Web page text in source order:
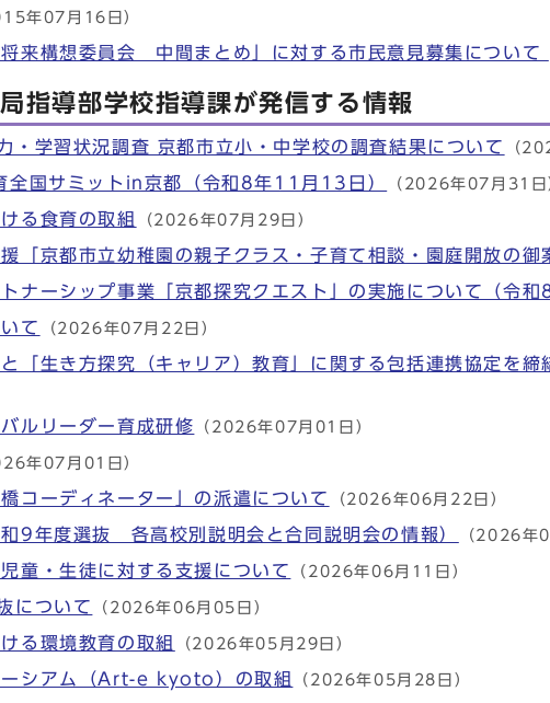
年07月16日）
将来構想委員会 中間まとめ」に対する市民意見募集について
指導部学校指導課が発信する情報
学習状況調査 京都市立小・中学校の調査結果について （
全国サミットin京都（令和8年11月13日） （2026年07月31日
る食育の取組 （2026年07月29日）
「京都市立幼稚園の親子クラス・子育て相談・園庭開放の御
ナーシップ事業「京都探究クエスト」の実施について（令和
て （2026年07月22日）
「生き方探究（キャリア）教育」に関する包括連携協定を締
ルリーダー育成研修
（2026年07月01日）
年07月01日）
コーディネーター」の派遣について （2026年06月22日）
9年度選抜 各高校別説明会と合同説明会の情報） （2026年
童・生徒に対する支援について （2026年06月11日）
について （2026年06月05日）
る環境教育の取組 （2026年05月29日）
ーシアム（Art-e kyoto）の取組 （2026年05月28日）